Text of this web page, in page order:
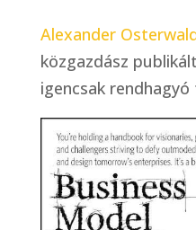
Alexander
közgazdász
igencsak